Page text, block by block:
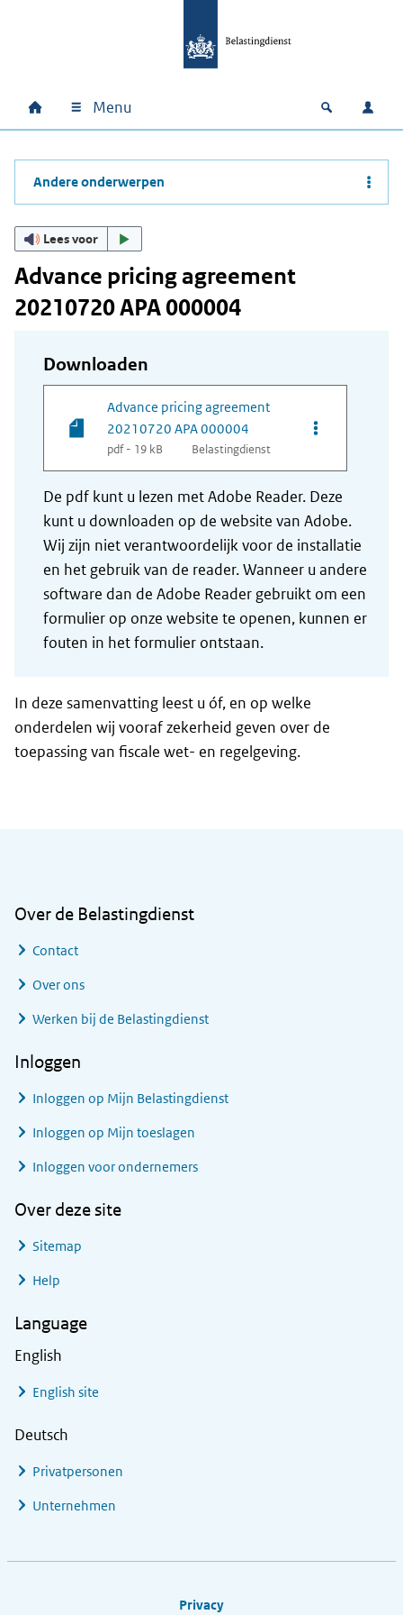
Hoofdnavigatie
Home Menu Open
Andere onderwerpen
Lees voor
Advance pricing agreement
20210720 APA 000004
Downloaden
Advance pricing agreement
20210720 APA 000004
pdf - 19 kB Belastingdienst
Opties van
De pdf kunt u lezen met Adobe Reader. Deze
kunt u downloaden op de website van Adobe.
Wij zijn niet verantwoordelijk voor de installatie
en het gebruik van de reader. Wanneer u andere
software dan de Adobe Reader gebruikt om een
formulier op onze website te openen, kunnen er
fouten in het formulier ontstaan.
In deze samenvatting leest u óf, en op welke
onderdelen wij vooraf zekerheid geven over de
toepassing van fiscale wet- en regelgeving.
Over de Belastingdienst
Contact
Over ons
Werken bij de Belastingdienst
Inloggen
Inloggen op Mijn Belastingdienst
Inloggen op Mijn toeslagen
Inloggen voor ondernemers
Over deze site
Sitemap
Help
Language
English
English site
Deutsch
Privatpersonen
Unternehmen
Privacy